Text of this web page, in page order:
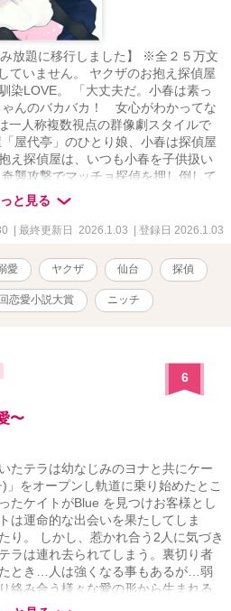
放題に移行しました】 ※全２５万文
ていません。 ヤクザのお抱え探偵屋
染LOVE。 「大丈夫だ。小春は素っ
んのバカバカ！ 女心がわかってな
称複数視点の群像劇スタイルで
屋代亭」のひとり娘、小春は探偵屋
え探偵屋は、いつも小春を子供扱い
襲攻撃でマッチョ探偵を押し倒して
に、両親がとんでもない事実を彼女
夜で閉店する」 「私たち、離婚して
にショックを受けた小春は友人へＳ
俺の家に来い！』 みんなみんな、
、義理と人情あふれる下町商店街で
・サスペンスラブ！！ Kindle
シリーズ『僕と龍神と仲間たち』 の
と見る
| 最終更新日 2026.1.03 | 登録日 2026.1.03
愛 ヤクザ 仙台 探偵
恋愛小説大賞 ニッチ
6
〜
たテラは幼なじみのヨナと共にケー
をオープンし軌道に乗り始めたとこ
たケイトがBlue を見つけお客様とし
は運命的な出会いを果たしてしま
り。 しかし、惹かれ合う2人に気づき
ラは連れ去られてしまう。裏切り者
とき…人は強くなる事もあるが…弱
絡み合う様々な愛の形から生まれる
ケイトはテラを無事助け出す事